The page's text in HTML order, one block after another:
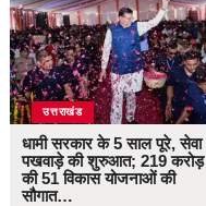
उत्तराखंड
धामी सरकार के 5 साल पूरे, सेवा
पखवाड़े की शुरुआत; 219 करोड़
की 51 विकास योजनाओं की
सौगात…